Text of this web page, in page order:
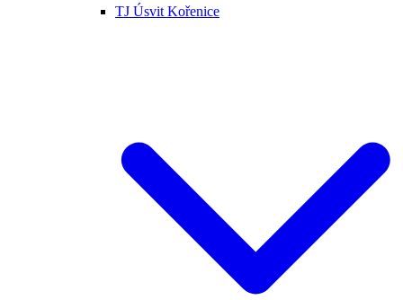
TJ Úsvit Kořenice